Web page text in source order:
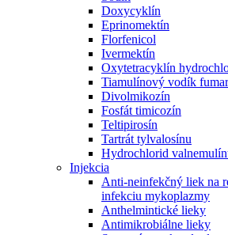
Doxycyklín
Eprinomektín
Florfenicol
Ivermektín
Oxytetracyklín
Tiamulínový vodík
Divolmikozín
Fosfát timicozín
Teltipirosín
Tartrát tylvalosínu
Hydrochlorid
Injekcia
Anti-neinfekčný liek na
infekciu mykoplazmy
Anthelmintické lieky
Antimikrobiálne lieky